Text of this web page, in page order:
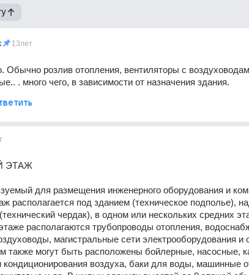
13лет
Обычно розлив отопления, вентиляторы с
. много чего, в зависимости от назначения здания.
ЭТАЖ
для размещения инженерного оборудования и
располагается под зданием (техническое подполье),
чердак), в одном или нескольких средних
располагаются трубопроводы отопления,
магистральные сети электрооборудования и
также могут быть расположены бойлерные, насосные,
кондиционирования воздуха, баки для воды, машинные